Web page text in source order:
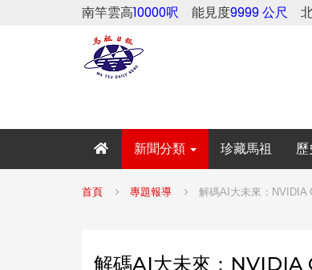
南竿雲高10000呎 能見度9999 公尺
新聞分類 珍藏馬祖 歷
首頁 專題報導 解碼AI大未來：NVIDIA
解碼AI大未來：NVIDIA